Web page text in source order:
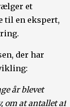
et
til en ekspert,
der har
år blevet
om at antallet af